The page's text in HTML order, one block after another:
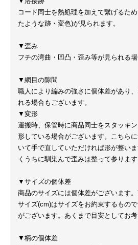
コード同士を熱処理を加えて繋げるた
たような跡・変色)が見られます。
▼歪み
フチの湾曲・凹凸・歪み等が見られる場
▼網目の隙間
職人により編みの強さに個体差があり
れる場合もございます。
▼変形
運搬時、保管時に商品同士をスタッキ
形している場合がございます。こちら
いて手で直していただければ形が整い
くうちに馴染んで歪みは整って参ります
▼サイズの個体差
商品のサイズには個体差がございます
サイズ(cm)はサイズをお約束するもの
がございます。あくまで目安としてお考
▼柄の個体差